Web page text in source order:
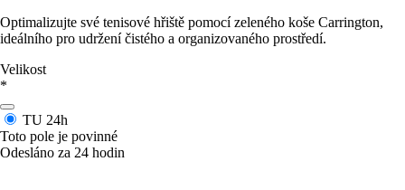
Optimalizujte své tenisové hřiště pomocí zeleného koše Carrington,
ideálního pro udržení čistého a organizovaného prostředí.
Velikost
*
TU 24h
Toto pole je povinné
Odesláno za 24 hodin